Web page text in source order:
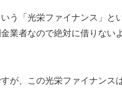
う「 光栄ファイナンス 」と
業者なので絶対に借りない
が、この光栄ファイナンス